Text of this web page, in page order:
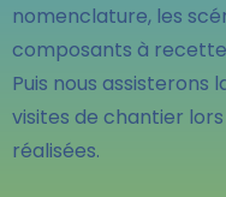
nomenclature, les
composants à
Puis nous assisterons
visites de chantier
réalisées.